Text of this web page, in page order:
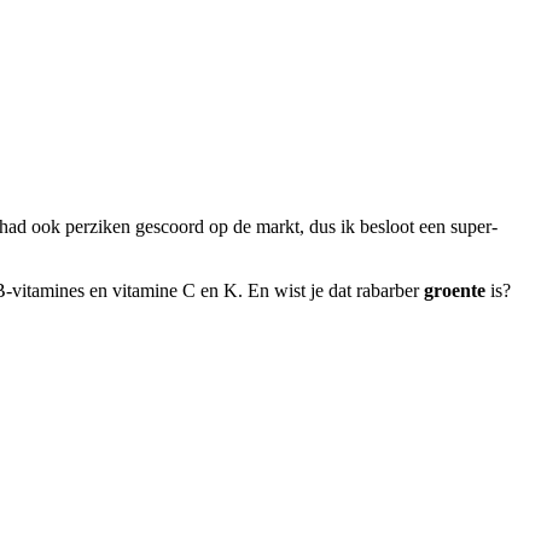
ook perziken gescoord op de markt, dus ik besloot een super-
vitamines en vitamine C en K. En wist je dat rabarbergroente is?